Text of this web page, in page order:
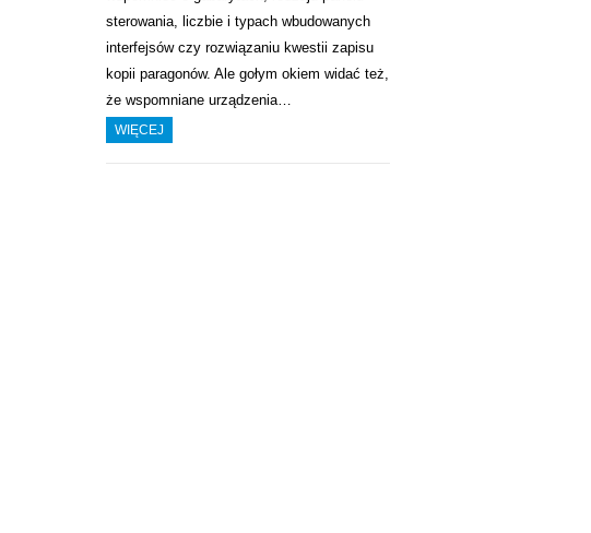
sterowania, liczbie i typach wbudowanych
interfejsów czy rozwiązaniu kwestii zapisu
kopii paragonów. Ale gołym okiem widać też,
że wspomniane urządzenia…
WIĘCEJ